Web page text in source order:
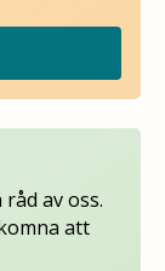
av oss.
att